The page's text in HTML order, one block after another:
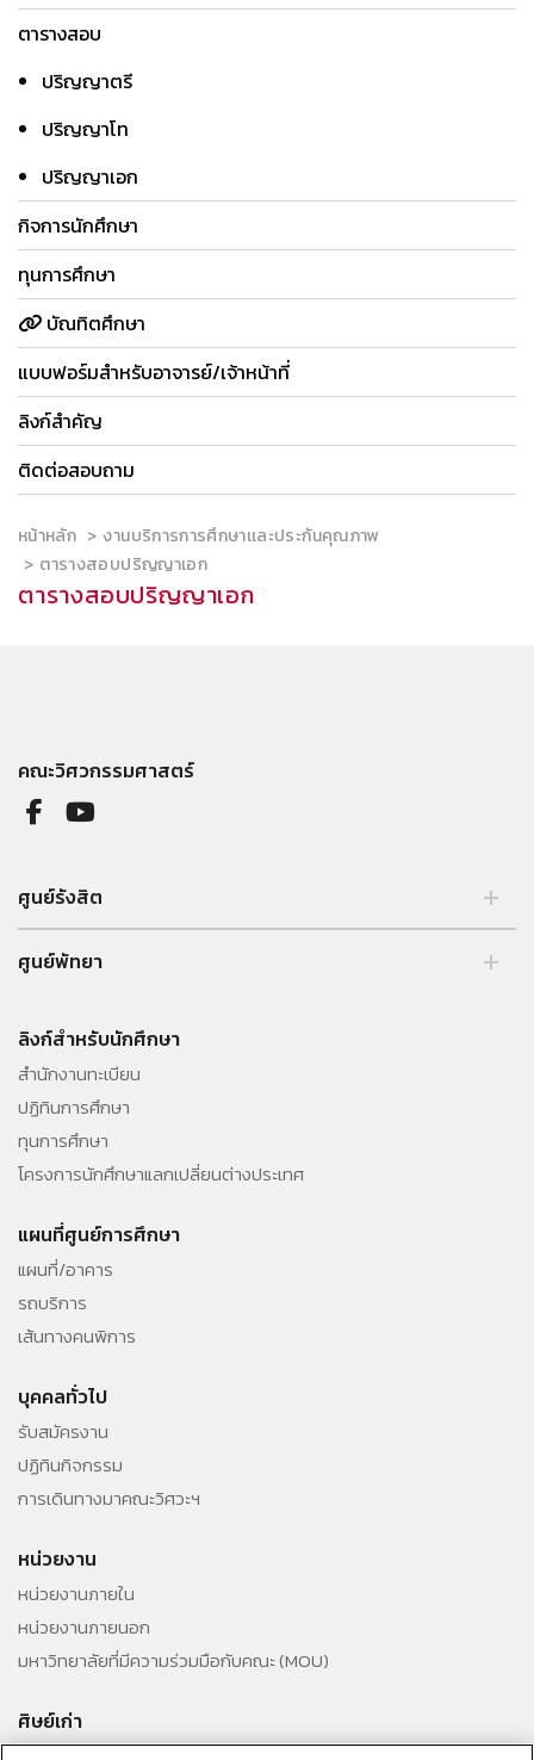
ตารางสอบ
ปริญญาตรี
ปริญญาโท
ปริญญาเอก
กิจการนักศึกษา
ทุนการศึกษา
บัณทิตศึกษา
แบบฟอร์มสำหรับอาจารย์/เจ้าหน้าที่
ลิงก์สำคัญ
ติดต่อสอบถาม
หน้าหลัก
งานบริการการศึกษาเเละประกันคุณภาพ
ตารางสอบปริญญาเอก
ตารางสอบปริญญาเอก
คณะวิศวกรรมศาสตร์
ศูนย์รังสิต
99 หมู่ 18 ถ.พหลโยธิน คลองหลวง รังสิต ปทุมธานี 12121 ประเทศไทย.
Tel. 02 564 3001 -9
ศูนย์พัทยา
010 - 69 ต่อ 3000
ลิงก์สำหรับนักศึกษา
สำนักงานทะเบียน
ปฏิทินการศึกษา
ทุนการศึกษา
โครงการนักศึกษาแลกเปลี่ยนต่างประเทศ
แผนที่ศูนย์การศึกษา
แผนที่/อาคาร
รถบริการ
เส้นทางคนพิการ
บุคคลทั่วไป
รับสมัครงาน
ปฏิทินกิจกรรม
การเดินทางมาคณะวิศวะฯ
หน่วยงาน
หน่วยงานภายใน
หน่วยงานภายนอก
มหาวิทยาลัยที่มีความร่วมมือกับคณะ (MOU)
ศิษย์เก่า